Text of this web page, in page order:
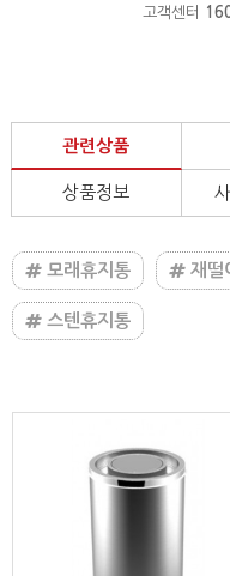
고객센터
관련상품
상품정보
모래휴지통 재떨
스텐휴지통